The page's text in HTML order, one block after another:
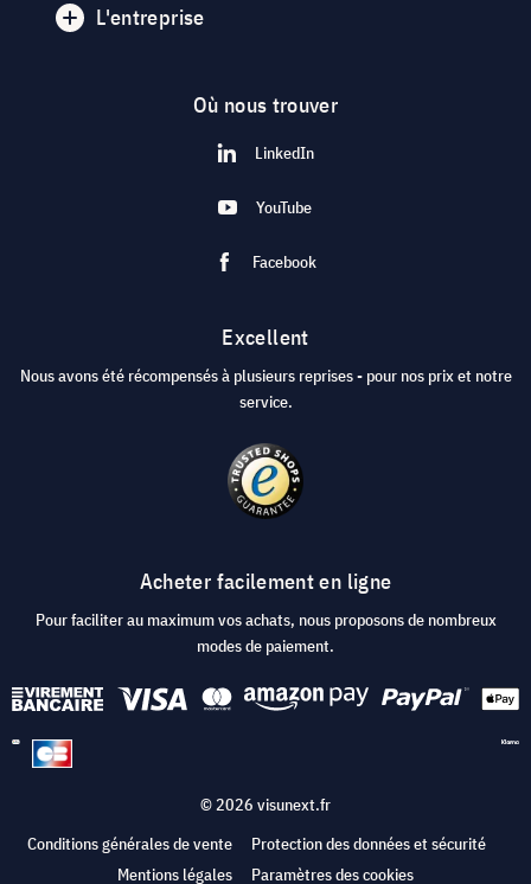
L'entreprise
Où nous trouver
LinkedIn
YouTube
Facebook
Excellent
Nous avons été récompensés à plusieurs reprises - pour nos prix et notre
service.
Acheter facilement en ligne
Pour faciliter au maximum vos achats, nous proposons de nombreux
modes de paiement.
© 2026 visunext.fr
Conditions générales de vente
Protection des données et sécurité
Mentions légales
Paramètres des cookies